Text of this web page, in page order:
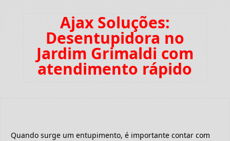
Ajax Soluções:
Desentupidora no
Jardim Grimaldi com
atendimento rápido
Quando surge um entupimento, é importante contar com